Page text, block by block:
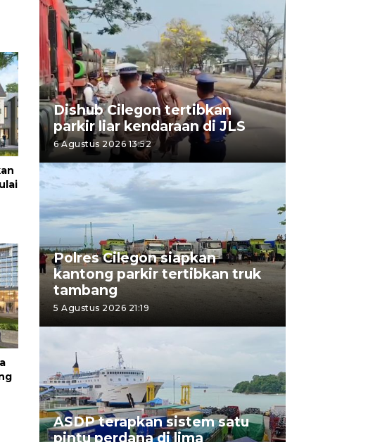
Dishub Cilegon tertibkan
parkir liar kendaraan di JLS
6 Agustus 2026 13:52
Polres Cilegon siapkan
kantong parkir tertibkan truk
tambang
5 Agustus 2026 21:19
ASDP terapkan sistem satu
pintu perdana di lima